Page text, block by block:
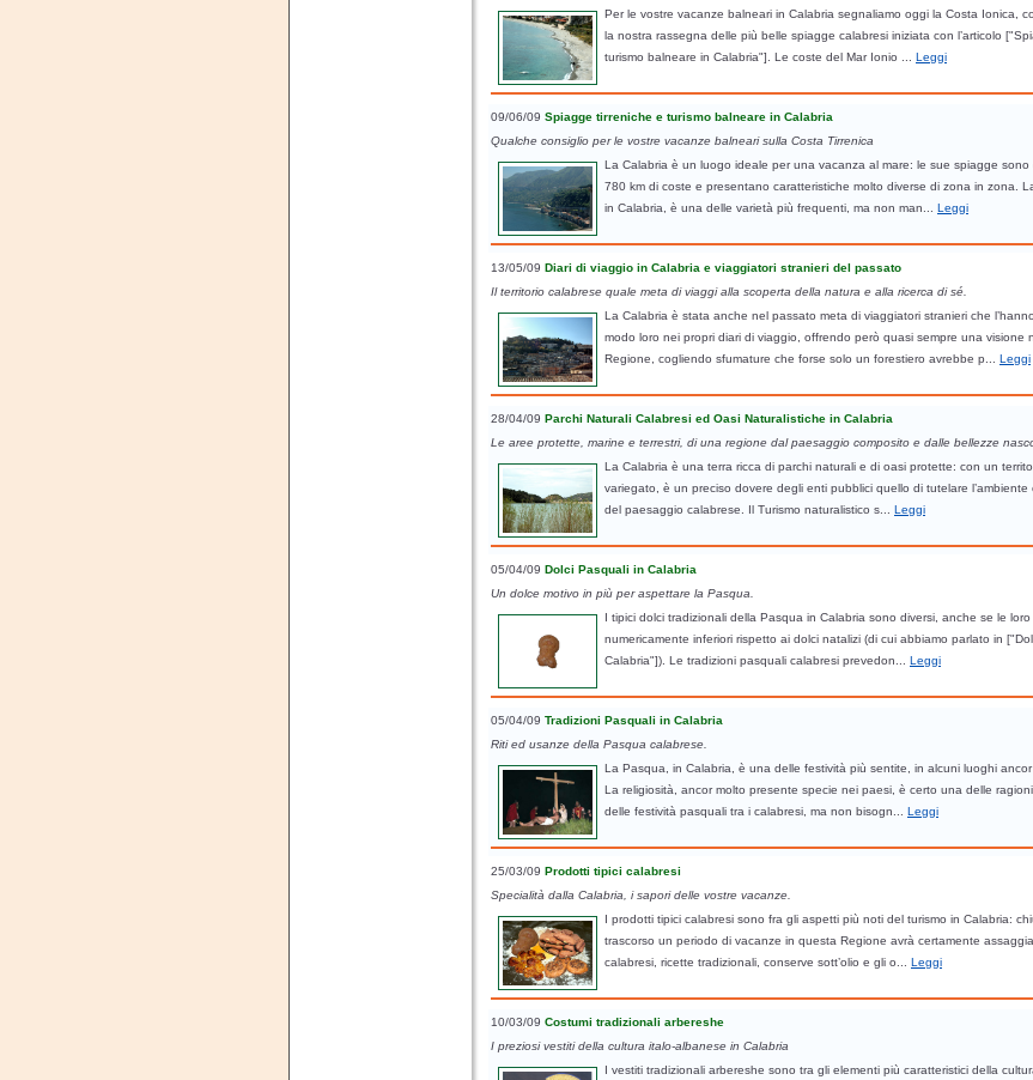
Per le vostre vacanze balneari in Calabria segnaliamo oggi la Costa Ionica,
la nostra rassegna delle più belle spiagge calabresi iniziata con l’articolo
turismo balneare in Calabria"]. Le coste del Mar Ionio ... Leggi
09/06/09 Spiagge tirreniche e turismo balneare in Calabria
Qualche consiglio per le vostre vacanze balneari sulla Costa Tirrenica
La Calabria è un luogo ideale per una vacanza al mare: le sue spiagge sono
780 km di coste e presentano caratteristiche molto diverse di zona in zona.
in Calabria, è una delle varietà più frequenti, ma non man... Leggi
13/05/09 Diari di viaggio in Calabria e viaggiatori stranieri del passato
Il territorio calabrese quale meta di viaggi alla scoperta della natura e alla ricerca di sé.
La Calabria è stata anche nel passato meta di viaggiatori stranieri che
modo loro nei propri diari di viaggio, offrendo però quasi sempre una visione
Regione, cogliendo sfumature che forse solo un forestiero avrebbe p... Leggi
28/04/09 Parchi Naturali Calabresi ed Oasi Naturalistiche in Calabria
Le aree protette, marine e terrestri, di una regione dal paesaggio composito e dalle bellezze
La Calabria è una terra ricca di parchi naturali e di oasi protette: con un
variegato, è un preciso dovere degli enti pubblici quello di tutelare l’ambiente
del paesaggio calabrese. Il Turismo naturalistico s... Leggi
05/04/09 Dolci Pasquali in Calabria
Un dolce motivo in più per aspettare la Pasqua.
I tipici dolci tradizionali della Pasqua in Calabria sono diversi, anche se le
numericamente inferiori rispetto ai dolci natalizi (di cui abbiamo parlato in
Calabria"]). Le tradizioni pasquali calabresi prevedon... Leggi
05/04/09 Tradizioni Pasquali in Calabria
Riti ed usanze della Pasqua calabrese.
La Pasqua, in Calabria, è una delle festività più sentite, in alcuni luoghi ancor
La religiosità, ancor molto presente specie nei paesi, è certo una delle
delle festività pasquali tra i calabresi, ma non bisogn... Leggi
25/03/09 Prodotti tipici calabresi
Specialità dalla Calabria, i sapori delle vostre vacanze.
I prodotti tipici calabresi sono fra gli aspetti più noti del turismo in Calabria:
trascorso un periodo di vacanze in questa Regione avrà certamente
calabresi, ricette tradizionali, conserve sott’olio e gli o... Leggi
10/03/09 Costumi tradizionali arbereshe
I preziosi vestiti della cultura italo-albanese in Calabria
I vestiti tradizionali arbereshe sono tra gli elementi più caratteristici della